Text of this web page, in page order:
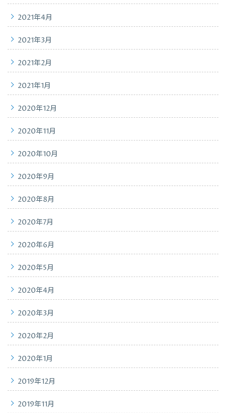
2021年4月
2021年3月
2021年2月
2021年1月
2020年12月
2020年11月
2020年10月
2020年9月
2020年8月
2020年7月
2020年6月
2020年5月
2020年4月
2020年3月
2020年2月
2020年1月
2019年12月
2019年11月